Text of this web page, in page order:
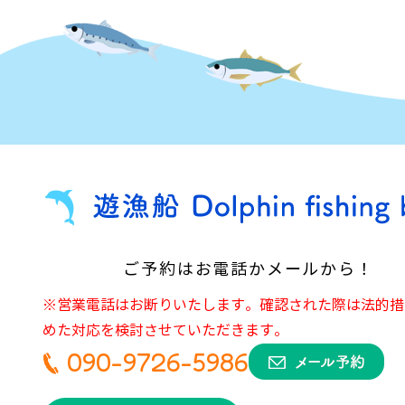
ご予約はお電話かメールから！
※営業電話はお断りいたします。確認された際は法的
めた対応を検討させていただきます。
090-9726-5986